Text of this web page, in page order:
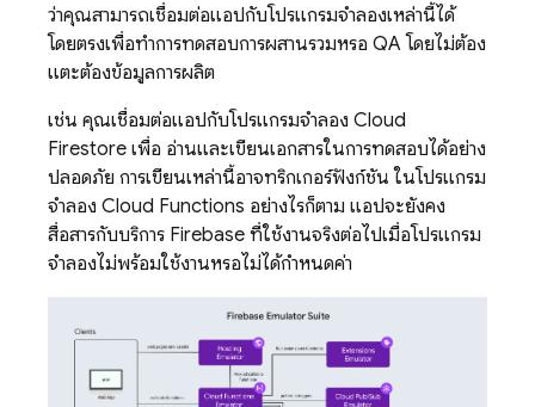
ว่าคุณสามารถเชื่อมต่อแอปกับโปรแกรมจำลองเหล่านี้ได้
โดยตรงเพื่อทำการทดสอบการผสานรวมหรือ QA โดยไม่ต้อง
แตะต้องข้อมูลการผลิต
เช่น คุณเชื่อมต่อแอปกับโปรแกรมจำลอง Cloud
Firestore เพื่อ อ่านและเขียนเอกสารในการทดสอบได้อย่าง
ปลอดภัย การเขียนเหล่านี้อาจทริกเกอร์ฟังก์ชัน ในโปรแกรม
จำลอง Cloud Functions อย่างไรก็ตาม แอปจะยังคง
สื่อสารกับบริการ Firebase ที่ใช้งานจริงต่อไปเมื่อโปรแกรม
จำลองไม่พร้อมใช้งานหรือไม่ได้กำหนดค่า